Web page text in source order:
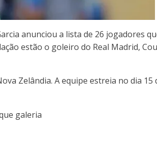
anunciou a lista de 26 jogadores
estão o goleiro do Real Madrid,
Zelândia. A equipe estreia no dia 15